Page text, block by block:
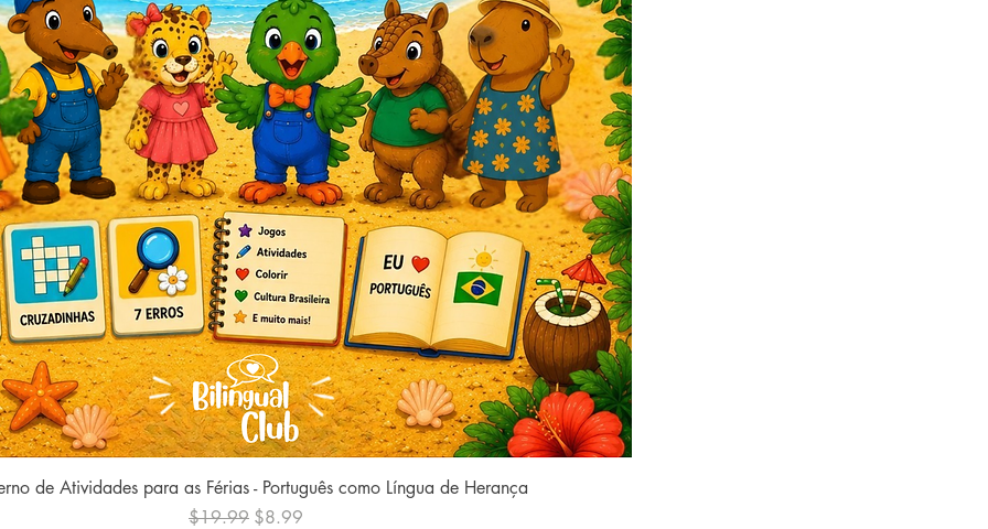
Quick View
de Atividades para as Férias - Português como Língua de Herança
Regular Price
$19.99 Sale Price
$8.99